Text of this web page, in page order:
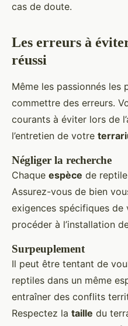
cas de doute.
Les erreurs à
réussi
Même les passionnés les
commettre des erreurs.
courants à éviter lors de
l’entretien de votre
Négliger la recherche
Chaque espèce de
Assurez-vous de bien
exigences spécifiques de
procéder à l’installation
Surpeuplement
Il peut être tentant de
reptiles dans un même
entraîner des conflits
Respectez la taille du